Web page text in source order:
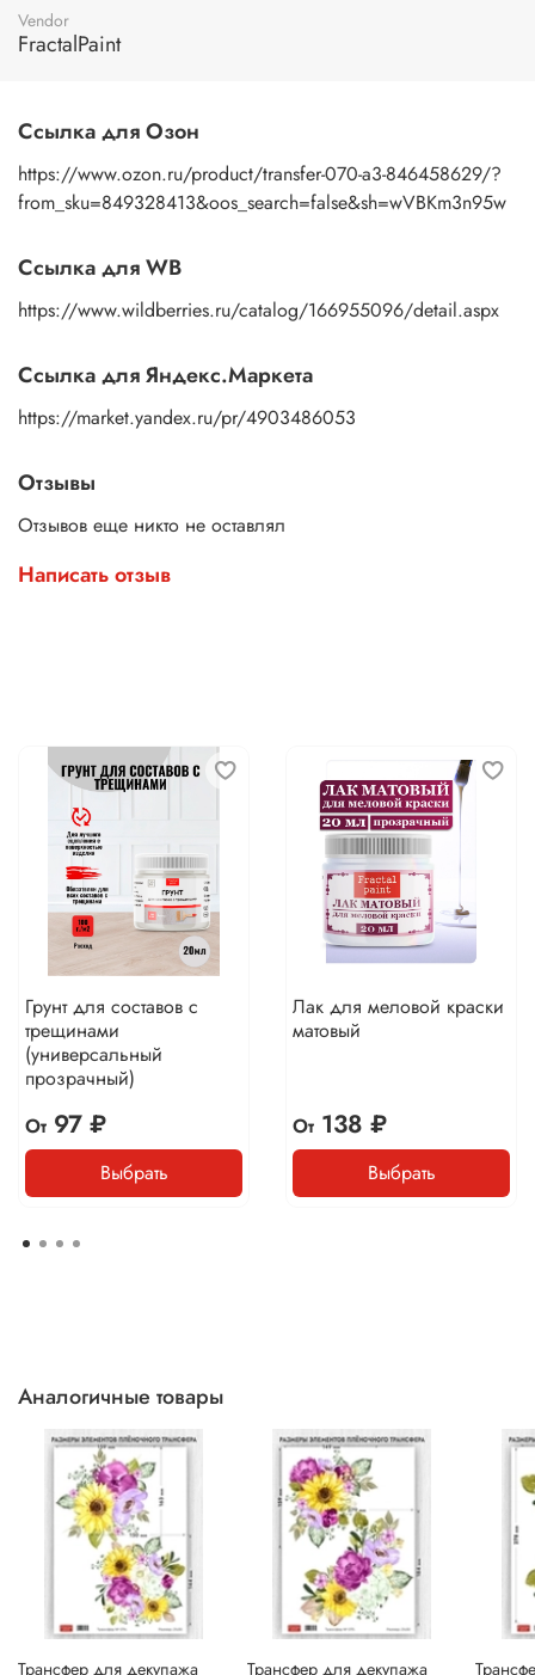
пальцами бумажную основу, сдвигаете ее на себя.
Рисунок остается на изделии. Сразу после нанесения
подойдет акриловый лак на водной основе, матовый,
глянцевый, полуглянцевый.
Vendor
FractalPaint
Ссылка для Озон
https://www.ozon.ru/product/transfer-070-a3-846458629/?
from_sku=849328413&oos_search=false&sh=wVBKm3n95w
Ссылка для WB
https://www.wildberries.ru/catalog/166955096/detail.aspx
Ссылка для Яндекс.Маркета
https://market.yandex.ru/pr/4903486053
Отзывы
Отзывов еще никто не оставлял
Написать отзыв
Грунт для составов с
трещинами
(универсальный
прозрачный)
От97 ₽
Выбрать
Лак для меловой краски
матовый
От138 ₽
Выбрать
Аналогичные товары
Трансфер для декупажа
Трансфер для декупажа